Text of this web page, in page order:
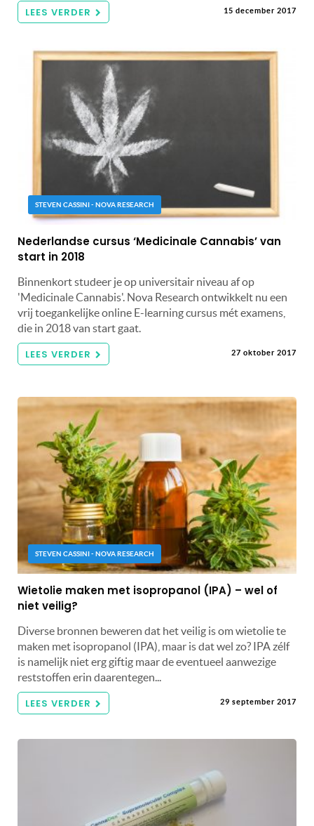
LEES VERDER 15 december 2017
STEVEN CASSINI - NOVA RESEARCH
Nederlandse cursus ‘Medicinale Cannabis’ van
start in 2018
Binnenkort studeer je op universitair niveau af op
'Medicinale Cannabis'. Nova Research ontwikkelt nu een
vrij toegankelijke online E-learning cursus mét examens,
die in 2018 van start gaat.
LEES VERDER 27 oktober 2017
STEVEN CASSINI - NOVA RESEARCH
Wietolie maken met isopropanol (IPA) – wel of
niet veilig?
Diverse bronnen beweren dat het veilig is om wietolie te
maken met isopropanol (IPA), maar is dat wel zo? IPA zélf
is namelijk niet erg giftig maar de eventueel aanwezige
reststoffen erin daarentegen...
LEES VERDER 29 september 2017